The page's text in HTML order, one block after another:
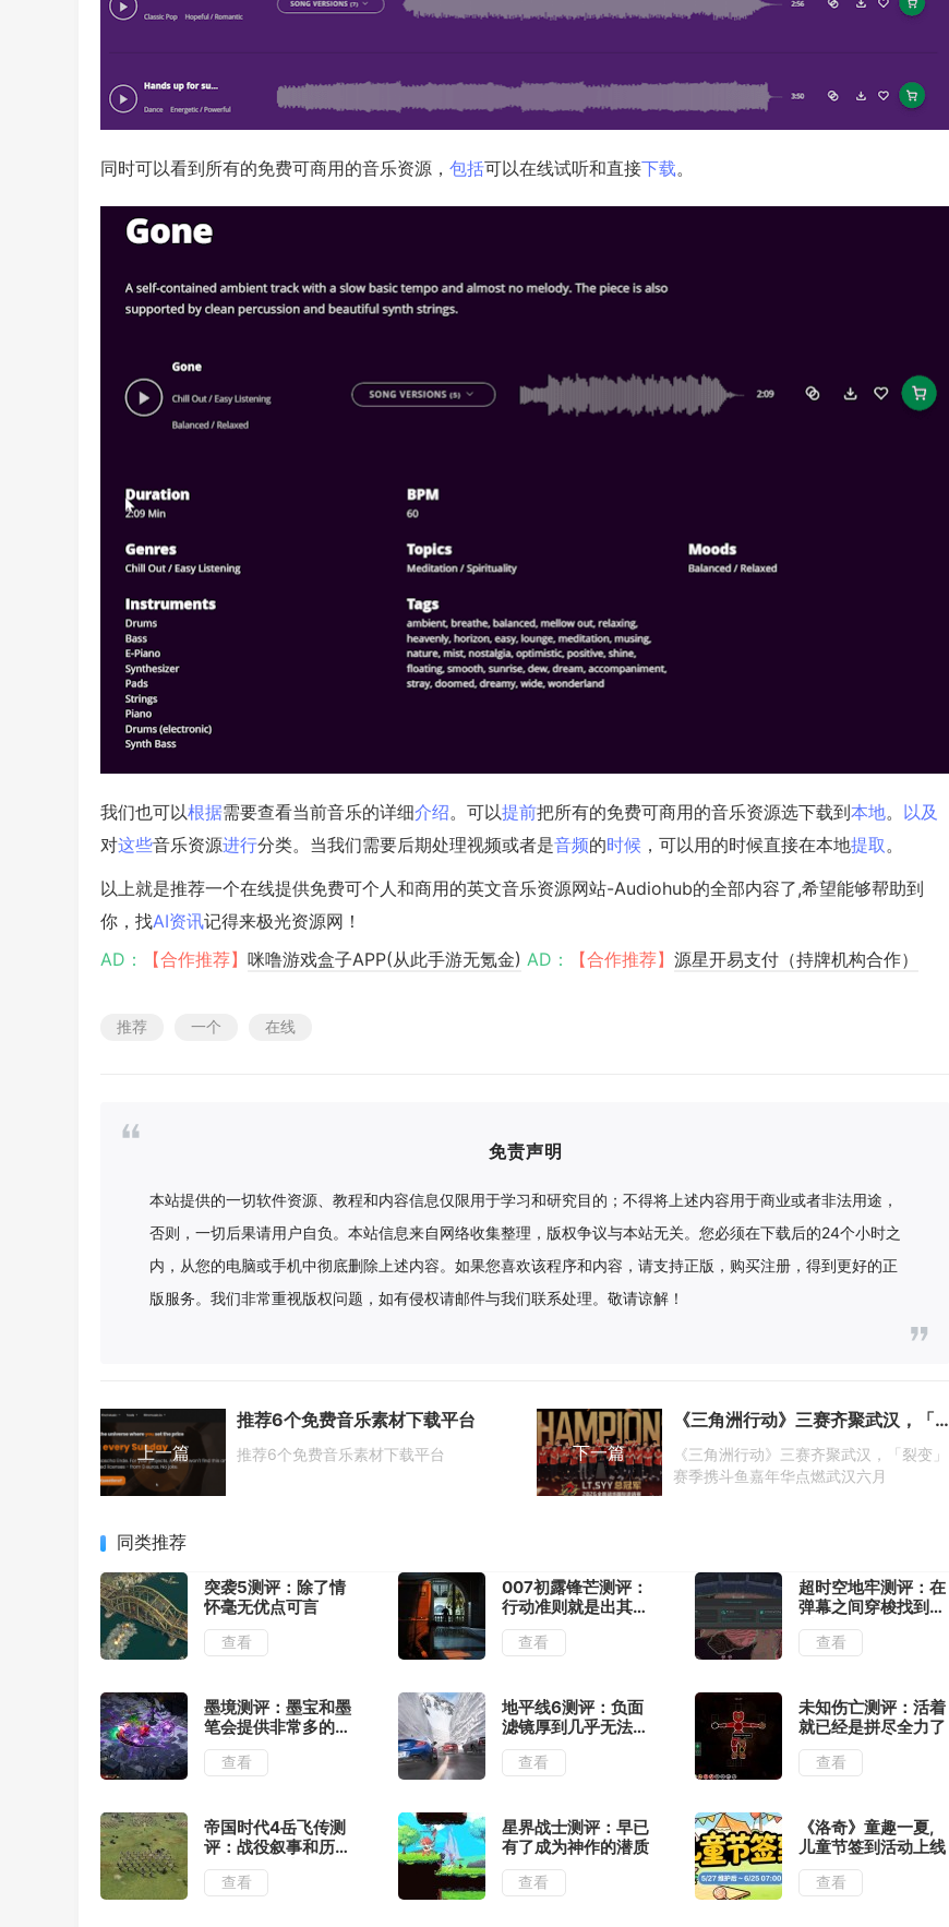
同时可以看到所有的免费可商用的音乐资源， 包括可以在线试听和直接下载。
我们也可以根据需要查看当前音乐的详细介绍。可以提前把所有的免费可商用的音乐资源选下载到本地。 以及
对这些音乐资源进行分类。当我们需要后期处理视频或者是音频的时候 ，可以用的时候直接在本地提取 。
以上就是推荐一个在线提供免费可个人和商用的英文音乐资源网站-Audiohub的全部内容了,希望能够帮助到
你，找AI资讯记得来极光资源网！
AD：
【合作推荐】 咪噜游戏盒子APP(从此手游无氪金) AD： 【合作推荐】 源星开易支付（持牌机构合作）
推荐 一个 在线
免责声明
本站提供的一切软件资源、教程和内容信息仅限用于学习和研究目的；不得将上述内容用于商业或者非法用途，
否则，一切后果请用户自负。本站信息来自网络收集整理，版权争议与本站无关。您必须在下载后的24个小时之
内，从您的电脑或手机中彻底删除上述内容。如果您喜欢该程序和内容，请支持正版，购买注册，得到更好的正
版服务。我们非常重视版权问题，如有侵权请邮件与我们联系处理。敬请谅解！
上一篇
推荐6个免费音乐素材下载平台
推荐6个免费音乐素材下载平台 下一篇
《三角洲行动》三赛齐聚武汉，「裂变」赛季携斗鱼嘉年华点燃武汉六月
《三角洲行动》三赛齐聚武汉，「裂变」
赛季携斗鱼嘉年华点燃武汉六月
同类推荐
突袭5测评：除了情
怀毫无优点可言
查看
007初露锋芒测评：
行动准则就是出其不
意
查看
超时空地牢测评：在
弹幕之间穿梭找到合
适的位置输出
查看
墨境测评：墨宝和墨
笔会提供非常多的构
筑流派
查看
地平线6测评：负面
滤镜厚到几乎无法忽
视
查看
未知伤亡测评：活着
就已经是拼尽全力了
查看
帝国时代4岳飞传测
评：战役叙事和历史
氛围可圈可点
查看
星界战士测评：早已
有了成为神作的潜质
查看
《洛奇》童趣一夏,
儿童节签到活动上线
查看